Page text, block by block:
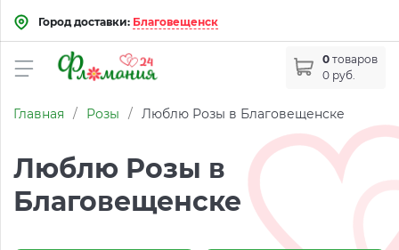
Город доставки: Благовещенск
0 товаров
0 руб.
Главная / Розы / Люблю Розы в Благовещенске
Люблю Розы в
Благовещенске